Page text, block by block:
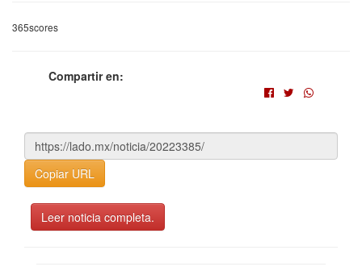
365scores
Compartir en:
Copiar URL
Leer noticia completa.